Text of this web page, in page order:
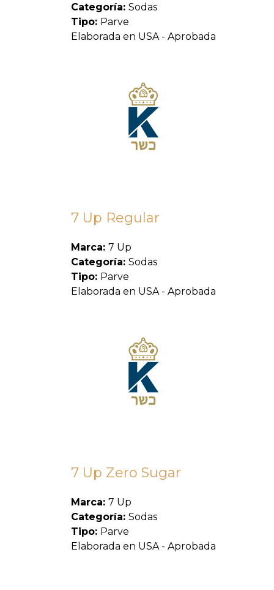
Categoría: Sodas
Tipo: Parve
Elaborada en USA - Aprobada
7 Up Regular
Marca: 7 Up
Categoría: Sodas
Tipo: Parve
Elaborada en USA - Aprobada
7 Up Zero Sugar
Marca: 7 Up
Categoría: Sodas
Tipo: Parve
Elaborada en USA - Aprobada